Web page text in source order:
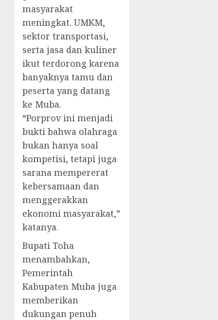
masyarakat
meningkat. UMKM,
sektor transportasi,
serta jasa dan kuliner
ikut terdorong karena
banyaknya tamu dan
peserta yang datang
ke Muba.
“Porprov ini menjadi
bukti bahwa olahraga
bukan hanya soal
kompetisi, tetapi juga
sarana mempererat
kebersamaan dan
menggerakkan
ekonomi masyarakat,”
katanya.
Bupati Toha
menambahkan,
Pemerintah
Kabupaten Muba juga
memberikan
dukungan penuh